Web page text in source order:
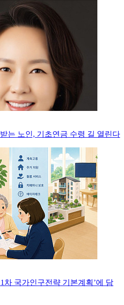
는 노인, 기초연금 수령 길 열린다
차 국가인구전략 기본계획’에 담